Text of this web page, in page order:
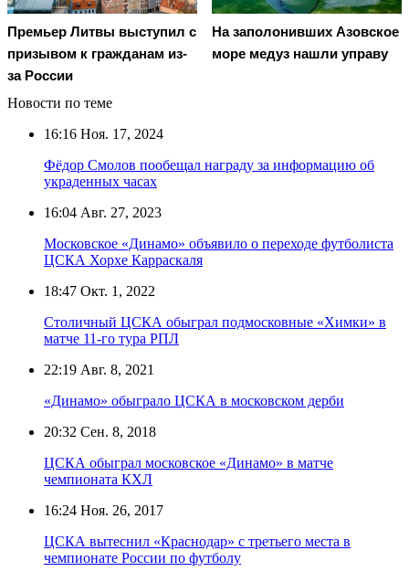
Премьер Литвы выступил с
призывом к гражданам из-
за России
На заполонивших Азовское
море медуз нашли управу
Новости по теме
16:16 Ноя. 17, 2024
Фёдор Смолов пообещал награду за информацию об
украденных часах
16:04 Авг. 27, 2023
Московское «Динамо» объявило о переходе футболиста
ЦСКА Хорхе Карраскаля
18:47 Окт. 1, 2022
Столичный ЦСКА обыграл подмосковные «Химки» в
матче 11-го тура РПЛ
22:19 Авг. 8, 2021
«Динамо» обыграло ЦСКА в московском дерби
20:32 Сен. 8, 2018
ЦСКА обыграл московское «Динамо» в матче
чемпионата КХЛ
16:24 Ноя. 26, 2017
ЦСКА вытеснил «Краснодар» с третьего места в
чемпионате России по футболу